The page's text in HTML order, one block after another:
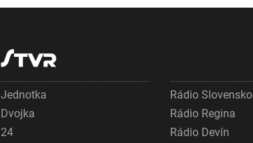
Jednotka
Dvojka
24
Rádio Slovensko
Rádio Regina
Rádio Devín